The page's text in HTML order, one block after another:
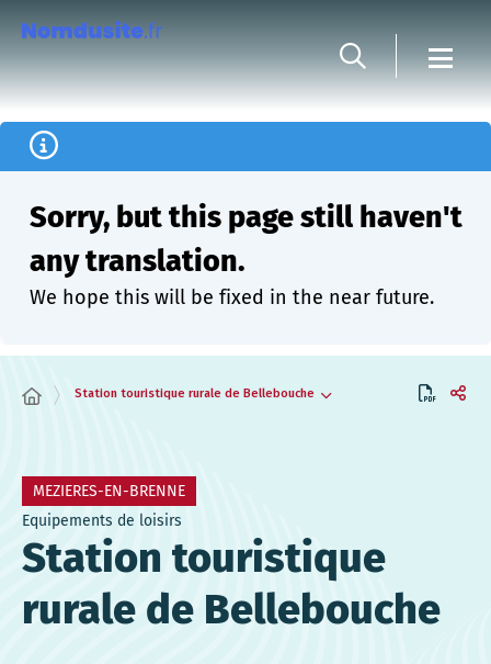
Sorry, but this page still haven't
any translation.
We hope this will be fixed in the near future.
Station touristique rurale de Bellebouche
MEZIERES-EN-BRENNE
Equipements de loisirs
Station touristique
rurale de Bellebouche